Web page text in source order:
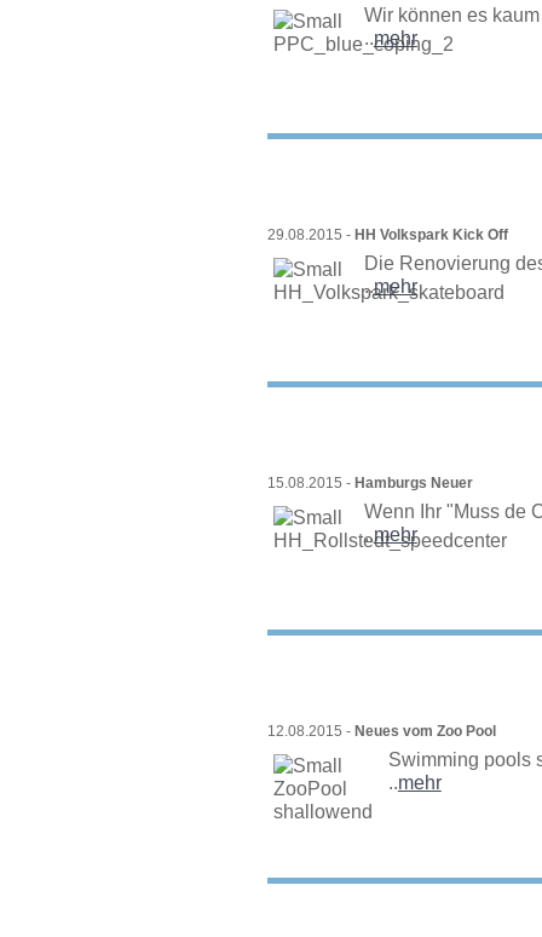
Wir können es
..mehr
29.08.2015 - HH Volkspark Kick Off
Die Renovierung
..mehr
15.08.2015 - Hamburgs Neuer
Wenn Ihr "Muss de
..mehr
12.08.2015 - Neues vom Zoo Pool
Swimming pools
..mehr